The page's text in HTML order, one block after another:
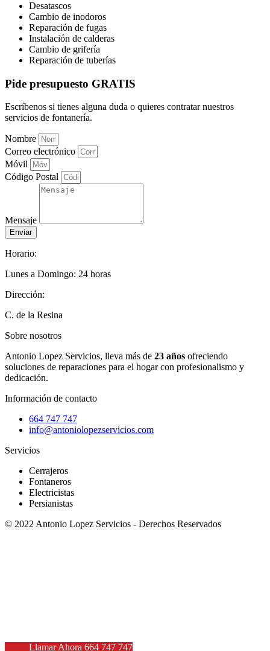
Desatascos
Cambio de inodoros
Reparación de fugas
Instalación de calderas
Cambio de grifería
Reparación de tuberías
Pide presupuesto GRATIS
Escríbenos si tienes alguna duda o quieres contratar nuestros
servicios de fontanería.
Nombre
Correo electrónico
Móvil
Código Postal
Mensaje
Enviar
Horario:
Lunes a Domingo: 24 horas
Dirección:
C. de la Resina
Sobre nosotros
Antonio Lopez Servicios, lleva más de 23 años ofreciendo
soluciones de reparaciones para el hogar con profesionalismo y
dedicación.
Información de contacto
664 747 747
info@antoniolopezservicios.com
Servicios
Cerrajeros
Fontaneros
Electricistas
Persianistas
© 2022 Antonio Lopez Servicios - Derechos Reservados
Llamar Ahora 664 747 747